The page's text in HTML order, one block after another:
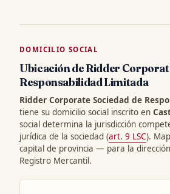
DOMICILIO SOCIAL
Ubicación de Ridder
Responsabilidad Limitada
Ridder Corporate Sociedad de
tiene su domicilio social inscrito en
social determina la jurisdicción
jurídica de la sociedad (art. 9 LSC).
capital de provincia — para la
Registro Mercantil.